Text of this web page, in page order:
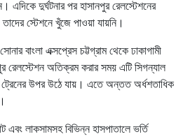
দুর্ঘটনার পর হাসানপুর রেলস্টেশনের
স্টেশনে খুঁজে পাওয়া যায়নি।
বাংলা এক্সপ্রেস চট্টগ্রাম থেকে ঢাকাগামী
রেলস্টেশন অতিক্রম করার সময় এটি সিগন্যাল
ট্রেনের উপর উঠে যায়। এতে অন্তত অর্ধশতাধিক
লাকসামসহ বিভিন্ন হাসপাতালে ভর্তি